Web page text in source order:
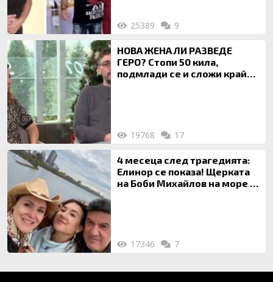
25389 9
НОВА ЖЕНА ЛИ РАЗВЕДЕ
ГЕРО? Стопи 50 кила,
подмлади се и сложи край
19768 17
4 месеца след трагедията:
Елинор се показа! Щерката
на Боби Михайлов на море с
17346 7